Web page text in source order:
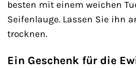
besten mit einem weichen
Seifenlauge. Lassen Sie ihn
trocknen.
Ein Geschenk für die